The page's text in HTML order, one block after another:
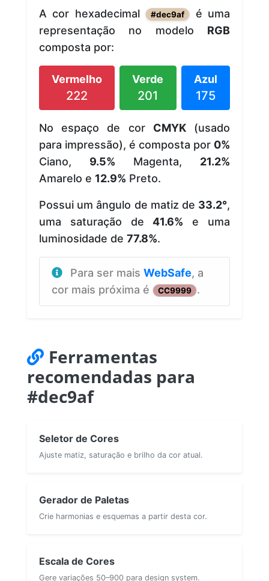
A cor hexadecimal #dec9af
é uma
representação no modelo RGB
composta por:
Vermelho
222
Verde
201
Azul
175
No espaço de cor CMYK(usado
para impressão), é composta por 0%
Ciano, 9.5% Magenta, 21.2%
Amarelo e 12.9% Preto.
Possui um ângulo de matiz de 33.2°,
uma saturação de41.6% e uma
luminosidade de 77.8%.
Para ser mais WebSafe, a
cor mais próxima é
CC9999 .
Ferramentas
recomendadas para
#dec9af
Seletor de Cores
Ajuste matiz, saturação e brilho da cor atual.
Gerador de Paletas
Crie harmonias e esquemas a partir desta cor.
Escala de Cores
Gere variações 50–900 para design system.